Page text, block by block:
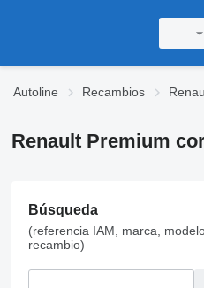
Autoline Recambios
Renault Premium
Búsqueda
(referencia IAM, marca,
recambio)